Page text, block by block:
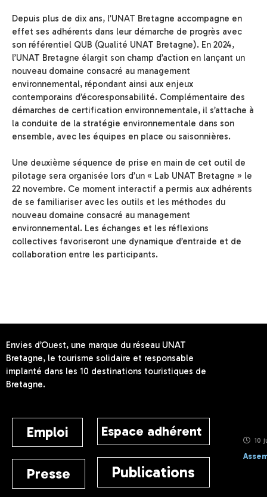
Depuis plus de dix ans, l’UNAT Bretagne accompagne en
effet ses adhérents dans leur démarche de progrès avec
son référentiel QUB (Qualité UNAT Bretagne). En 2024,
l’UNAT Bretagne élargit son champ d’action en lançant un
nouveau domaine consacré au management
environnemental, répondant ainsi aux enjeux
contemporains d’écoresponsabilité. Complémentaire des
démarches de certification environnementale, il s’attache à
la conduite de la stratégie environnementale dans son
ensemble, avec les équipes en place ou saisonnières.
Une deuxième séquence de prise en main de cet outil de
pilotage sera organisée lors d’un « Lab UNAT Bretagne » le
22 novembre. Ce moment interactif a permis aux adhérents
de se familiariser avec les outils et les méthodes du
nouveau domaine consacré au management
environnemental. Les échanges et les réflexions
collectives favoriseront une dynamique d’entraide et de
collaboration entre les participants.
Envies d’Ouest, une marque du réseau UNAT
Bretagne, le tourisme solidaire et responsable
implanté dans les 10 destinations touristiques de
Bretagne.
Emploi
Presse
Espace adhérent
Publications
10